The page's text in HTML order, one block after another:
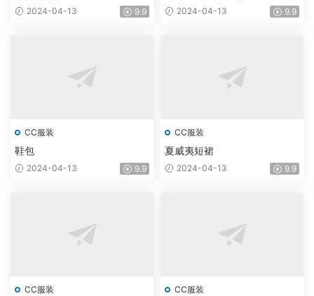
2024-04-13 9.9 2024-04-13 9.9
CC服装
鞋包
2024-04-13 9.9
CC服装
夏威夷短裙
2024-04-13 9.9
CC服装 CC服装